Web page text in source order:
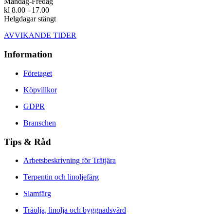
kl 8.00 - 17.00
Helgdagar stängt
AVVIKANDE TIDER
Information
Företaget
Köpvillkor
GDPR
Branschen
Tips & Råd
Arbetsbeskrivning för Trätjära
Terpentin och linoljefärg
Slamfärg
Träolja, linolja och byggnadsvård